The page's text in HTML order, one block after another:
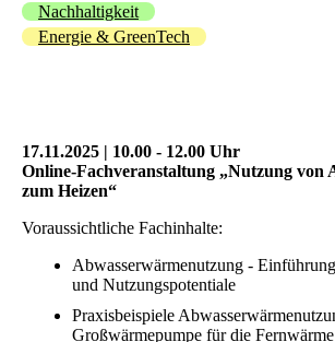
Nachhaltigkeit
Energie & GreenTech
17.11.2025 | 10.00 - 12.00 Uhr
Online-Fachveranstaltung „Nutzung von
zum Heizen“
Voraussichtliche Fachinhalte:
Abwasserwärmenutzung -
und Nutzungspotentiale
Praxisbeispiele
Großwärmepumpe für die